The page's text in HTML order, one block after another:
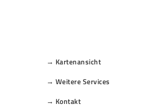
→ Kartenansicht
→ Weitere Services
→ Kontakt